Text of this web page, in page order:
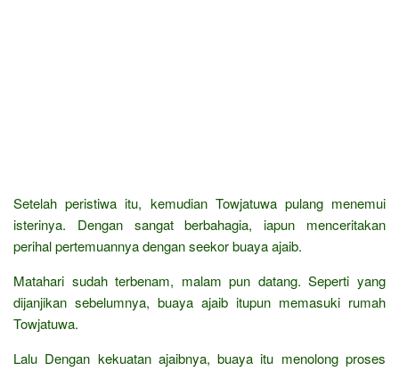
Setelah peristiwa itu, kemudian Towjatuwa pulang menemui
isterinya. Dengan sangat berbahagia, iapun menceritakan
perihal pertemuannya dengan seekor buaya ajaib.
Matahari sudah terbenam, malam pun datang. Seperti yang
dijanjikan sebelumnya, buaya ajaib itupun memasuki rumah
Towjatuwa.
Lalu Dengan kekuatan ajaibnya, buaya itu menolong proses